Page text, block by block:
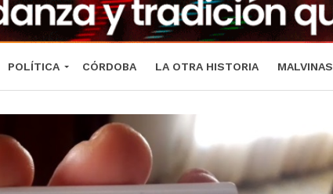
POLÍTICA CÓRDOBA LA OTRA HISTORIA MALVINAS